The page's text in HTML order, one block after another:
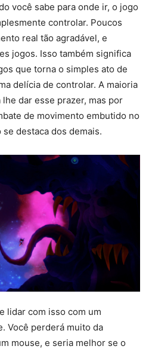
você sabe para onde ir, o jogo
controlar. Poucos
real tão agradável, e
jogos. Isso também significa
que torna o simples ato de
delícia de controlar. A maioria
dar esse prazer, mas por
de movimento embutido no
destaca dos demais.
lidar com isso com um
Você perderá muito da
mouse, e seria melhor se o